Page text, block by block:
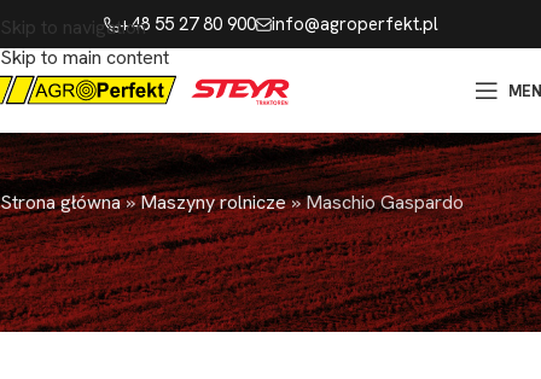
Skip to navigation
Skip to main content
+48 55 27 80 900 info@agroperfekt.pl
Strona główna»Maszyny rolnicze»Maschio Gaspardo